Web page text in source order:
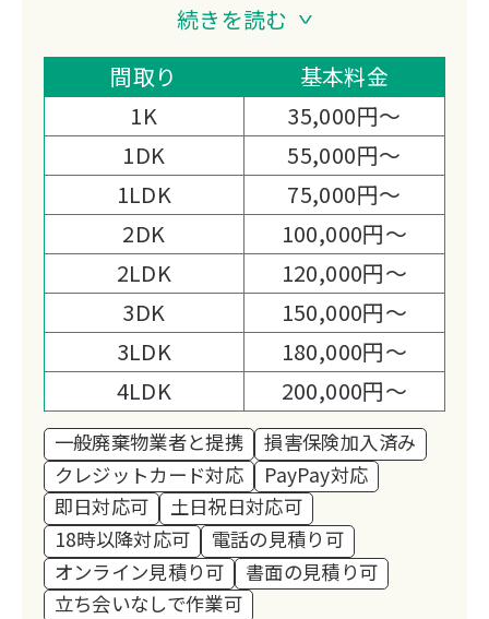
対応。3,000件超の豊富な実績を持ち、
ほとんどの案件を作業当日1日で完了。
見積もり対応や買取による費用削減、独
自の消臭技術まで、お客様の状況に寄り
添った柔軟なサービスを提供していま
す。
続きを読む
間取り
基本料金
1K
35,000円～
1DK
55,000円～
1LDK
75,000円～
2DK
100,000円～
2LDK
120,000円～
3DK
150,000円～
3LDK
180,000円～
4LDK
200,000円～
一般廃棄物業者と提携
損害保険加入済み
クレジットカード対応
PayPay対応
即日対応可
土日祝日対応可
18時以降対応可
電話の見積り可
オンライン見積り可
書面の見積り可
立ち会いなしで作業可